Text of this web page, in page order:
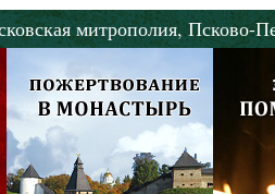
митрополия, Псково-